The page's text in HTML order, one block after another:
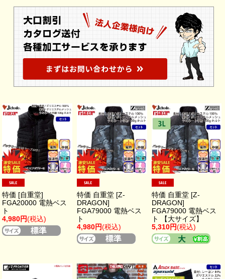
特価 [自重堂]
FGA20000 電熱ベス
ト
4,980円(税込)
特価 自重堂 [Z-
DRAGON]
FGA79000 電熱ベス
ト
4,980円(税込)
特価 自重堂 [Z-
DRAGON]
FGA79000 電熱ベス
ト 【大サイズ】
5,310円(税込)